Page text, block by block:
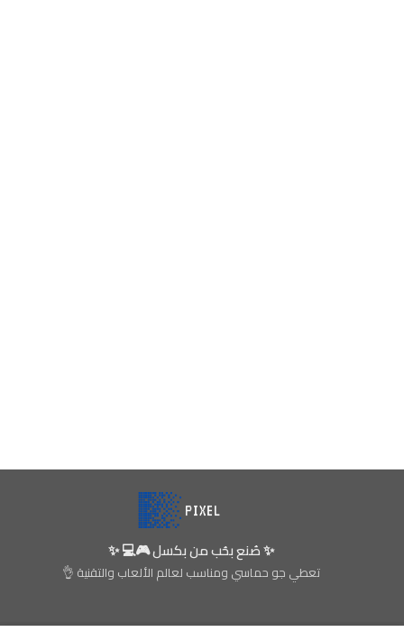
✨ صُنع بحُب من بكسل 🎮💻 ✨
تعطي جو حماسي ومناسب لعالم الألعاب والتقنية 👌